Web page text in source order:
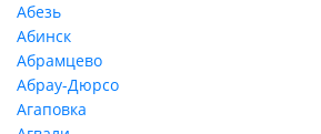
Абезь
Абинск
Абрамцево
Абрау-Дюрсо
Агаповка